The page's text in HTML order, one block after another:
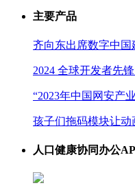
主要产品
齐向东出席数字中国
2024 全球开发者先
“2023年中国网安产
孩子们拖码模块让
人口健康协同办公